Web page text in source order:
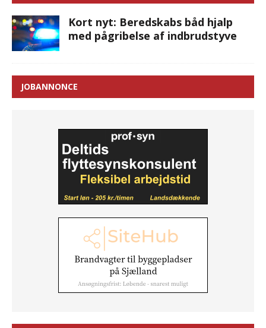
Kort nyt: Beredskabs båd hjalp
med pågribelse af indbrudstyve
JOBANNONCE